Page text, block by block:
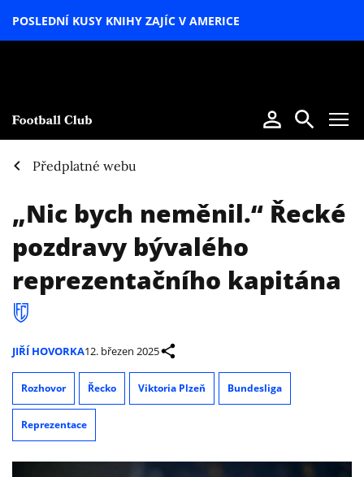
POSLEDNÍ KUSY KNIHY ZAJÍC V AMERICE
Předplatné webu
„Nic bych neměnil.“ Řecké
pozdravy bývalého
reprezentačního kapitána
JIŘÍ HOVORKA12. březen 2025
Rozhovor Řecko Viktoria Plzeň Bundesliga
Reprezentace